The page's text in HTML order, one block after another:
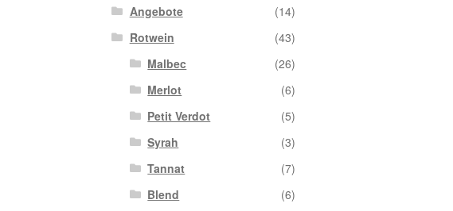
Angebote
(14)
Rotwein
(43)
Malbec
(26)
Merlot
(6)
Petit Verdot
(5)
Syrah
(3)
Tannat
(7)
Blend
(6)